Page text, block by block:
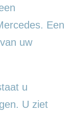
Een
uw
u
U ziet